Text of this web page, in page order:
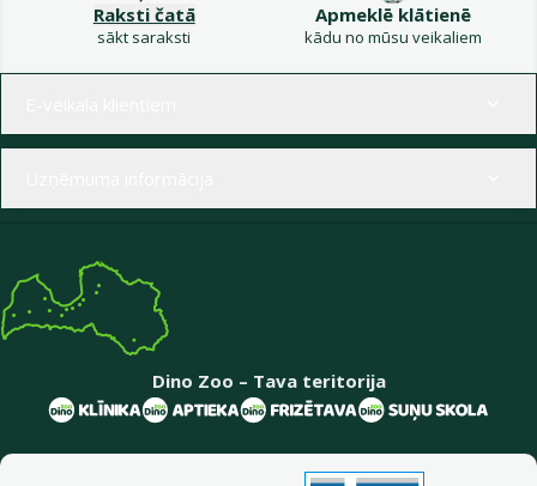
Raksti čatā
sākt saraksti
Apmeklē klātienē
kādu no mūsu veikaliem
Dino Zoo – Tava teritorija